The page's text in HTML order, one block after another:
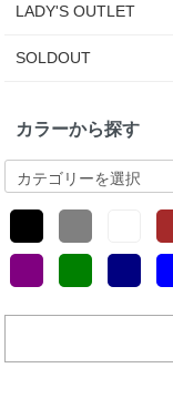
LADY'S OUTLET
SOLDOUT
カラーから探す